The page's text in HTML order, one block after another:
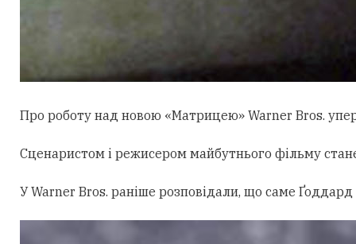
Про роботу над новою «Матрицею» Warner Bros.
Сценаристом і режисером майбутнього фільму
У Warner Bros. раніше розповідали, що саме